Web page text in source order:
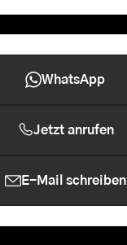
WhatsApp
Jetzt anrufen
E-Mail schreiben